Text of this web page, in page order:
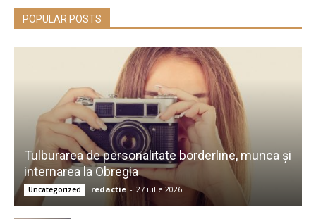
POPULAR POSTS
Tulburarea de personalitate borderline, munca și
internarea la Obregia
Uncategorized redactie - 27 iulie 2026